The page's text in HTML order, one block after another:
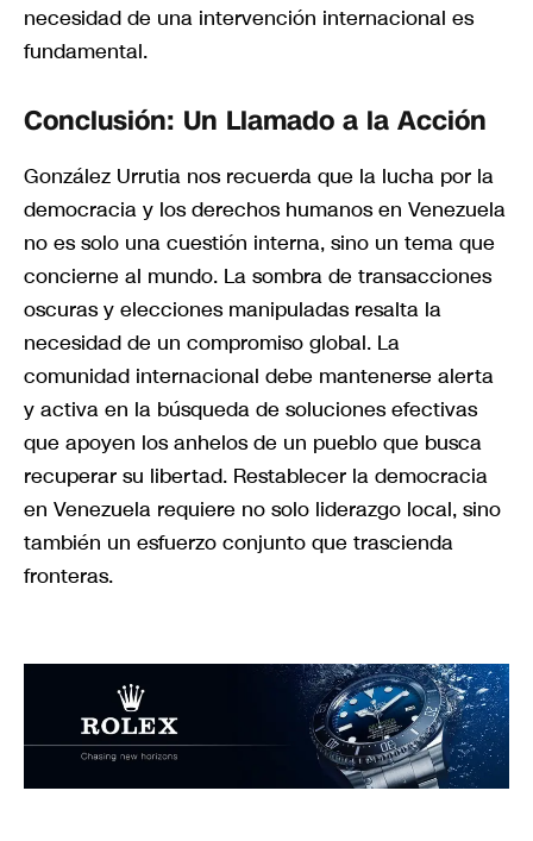
necesidad de una intervención internacional es
fundamental.
Conclusión: Un Llamado a la Acción
González Urrutia nos recuerda que la lucha por la
democracia y los derechos humanos en Venezuela
no es solo una cuestión interna, sino un tema que
concierne al mundo. La sombra de transacciones
oscuras y elecciones manipuladas resalta la
necesidad de un compromiso global. La
comunidad internacional debe mantenerse alerta
y activa en la búsqueda de soluciones efectivas
que apoyen los anhelos de un pueblo que busca
recuperar su libertad. Restablecer la democracia
en Venezuela requiere no solo liderazgo local, sino
también un esfuerzo conjunto que trascienda
fronteras.